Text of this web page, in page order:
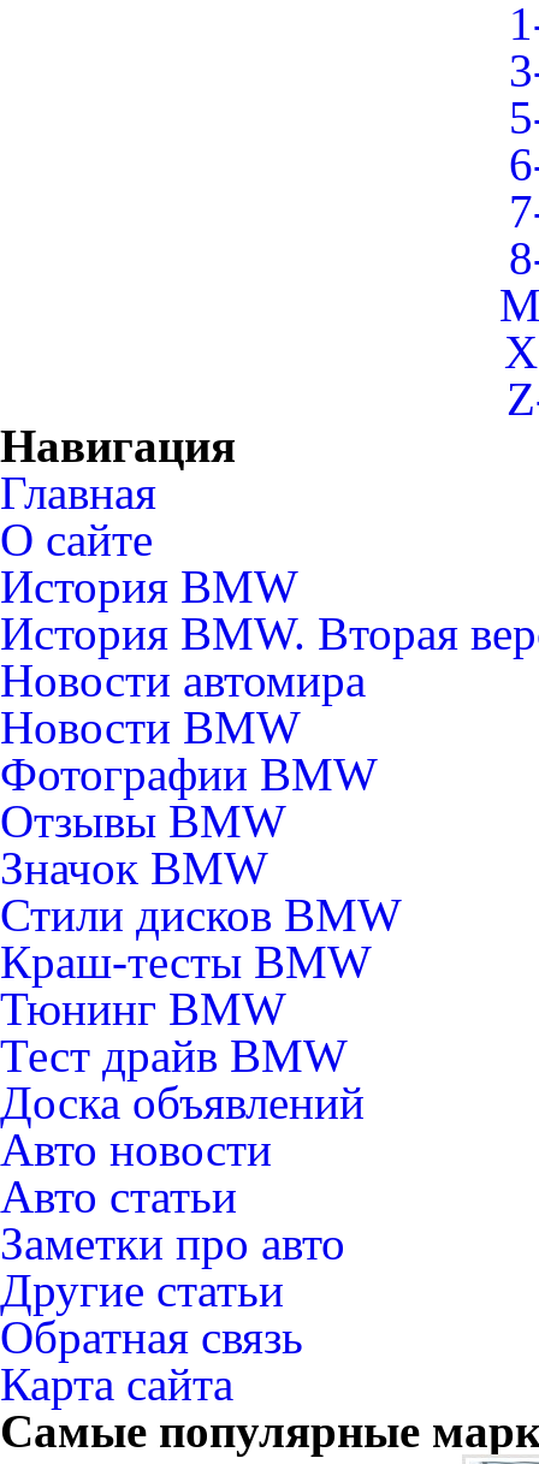
Навигация
Главная
О сайте
История BMW
История BMW. Вторая
Новости автомира
Новости BMW
Фотографии BMW
Отзывы BMW
Значок BMW
Стили дисков BMW
Краш-тесты BMW
Тюнинг BMW
Тест драйв BMW
Доска объявлений
Авто новости
Авто статьи
Заметки про авто
Другие статьи
Обратная связь
Карта сайта
Самые популярные